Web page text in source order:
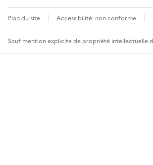
Plan du site Accessibilité: non conforme
Sauf mention explicite de propriété intellectuelle